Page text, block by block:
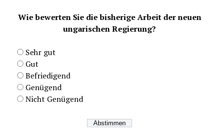
Wie bewerten Sie die bisherige Arbeit der neuen
ungarischen Regierung?
Sehr gut
Gut
Befriedigend
Genügend
Nicht Genügend